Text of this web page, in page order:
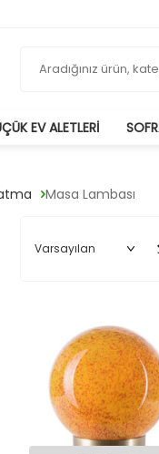
EV ALETLERI
Masa Lambası